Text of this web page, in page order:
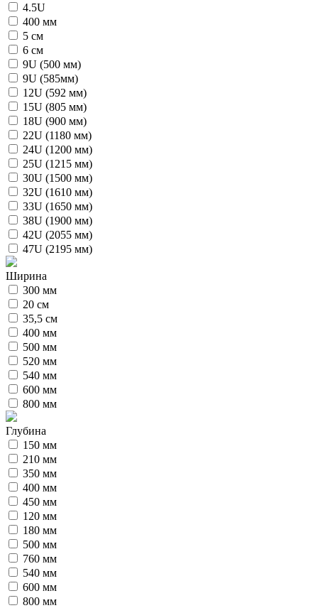
4.5U
400 мм
5 см
6 см
9U (500 мм)
9U (585мм)
12U (592 мм)
15U (805 мм)
18U (900 мм)
22U (1180 мм)
24U (1200 мм)
25U (1215 мм)
30U (1500 мм)
32U (1610 мм)
33U (1650 мм)
38U (1900 мм)
42U (2055 мм)
47U (2195 мм)
Ширина
300 мм
20 см
35,5 см
400 мм
500 мм
520 мм
540 мм
600 мм
800 мм
Глубина
150 мм
210 мм
350 мм
400 мм
450 мм
120 мм
180 мм
500 мм
760 мм
540 мм
600 мм
800 мм